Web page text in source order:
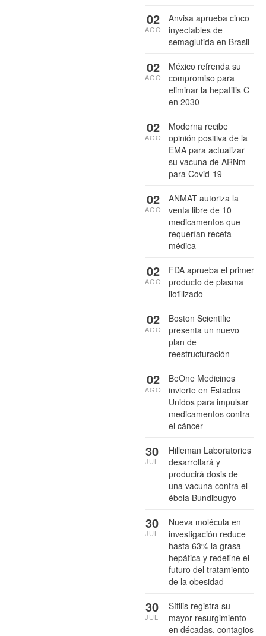
Anvisa aprueba cinco
inyectables de
semaglutida en Brasil
02
AGO
México refrenda su
compromiso para
eliminar la hepatitis C
en 2030
02
AGO
Moderna recibe
opinión positiva de la
EMA para actualizar
su vacuna de ARNm
para Covid-19
02
AGO
ANMAT autoriza la
venta libre de 10
medicamentos que
requerían receta
médica
02
AGO
FDA aprueba el primer
producto de plasma
liofilizado
02
AGO
Boston Scientific
presenta un nuevo
plan de
reestructuración
02
AGO
BeOne Medicines
invierte en Estados
Unidos para impulsar
medicamentos contra
el cáncer
02
AGO
Hilleman Laboratories
desarrollará y
producirá dosis de
una vacuna contra el
ébola Bundibugyo
30
JUL
Nueva molécula en
investigación reduce
hasta 63% la grasa
hepática y redefine el
futuro del tratamiento
de la obesidad
30
JUL
Sífilis registra su
mayor resurgimiento
en décadas, contagios
30
JUL